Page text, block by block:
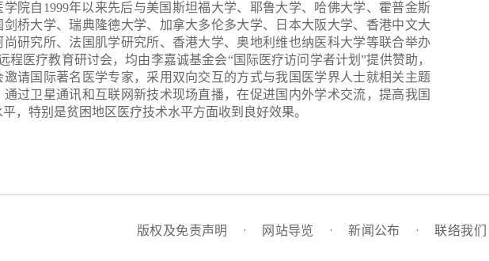
学院自1999年以来先后与美国斯坦福大学、耶鲁大学、哈佛大学、霍普金斯
剑桥大学、瑞典隆德大学、加拿大多伦多大学、日本大阪大学、香港中文大
尚研究所、法国肌学研究所、香港大学、奥地利维也纳医科大学等联合举办
程医疗教育研讨会，均由李嘉诚基金会“国际医疗访问学者计划”提供赞助，
邀请国际著名医学专家，采用双向交互的方式与我国医学界人士就相关主题
通过卫星通讯和互联网新技术现场直播，在促进国内外学术交流，提高我国
平，特别是贫困地区医疗技术水平方面收到良好效果。
版权及免责声明 · 网站导览 · 新闻公布 · 联络我们